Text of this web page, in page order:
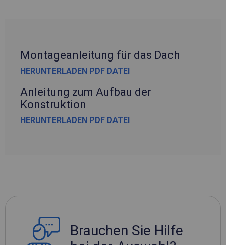
Montageanleitung für das Dach
HERUNTERLADEN PDF DATEI
Anleitung zum Aufbau der
Konstruktion
HERUNTERLADEN PDF DATEI
Brauchen Sie Hilfe